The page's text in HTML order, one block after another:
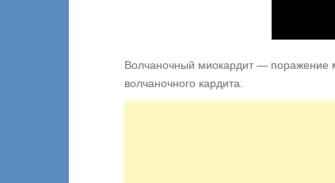
Волчаночный миокардит — поражение
волчаночного кардита.